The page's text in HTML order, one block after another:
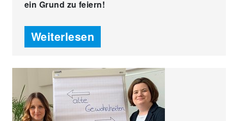
ein Grund zu feiern!
Weiterlesen